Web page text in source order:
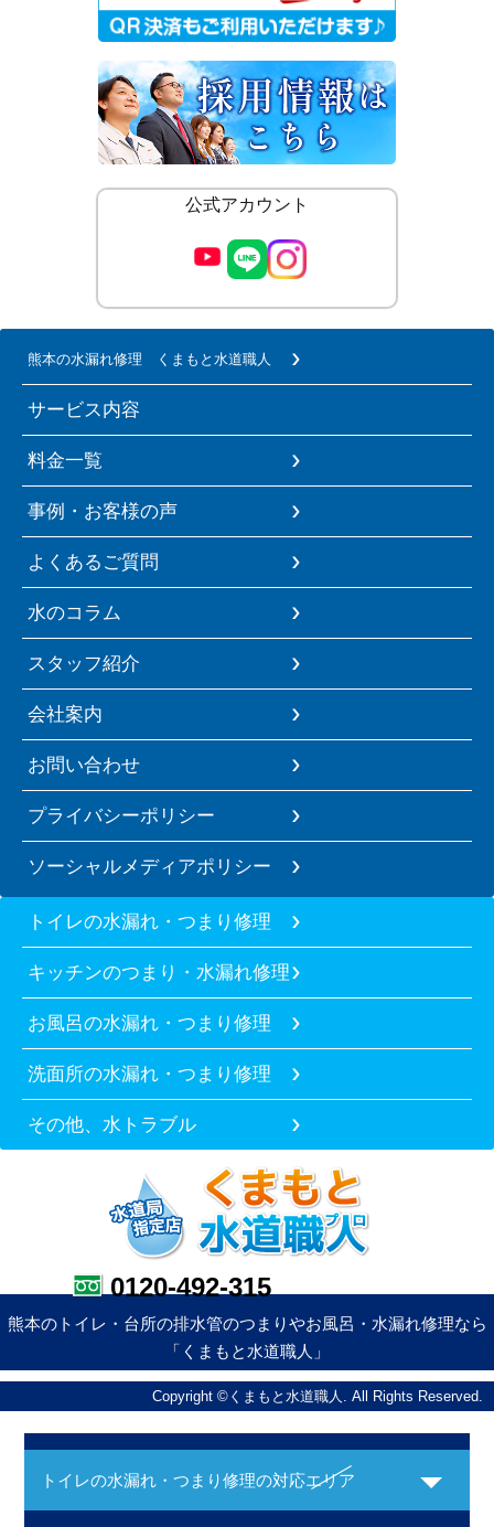
公式アカウント
熊本の水漏れ修理 くまもと水道職人
サービス内容
料金一覧
事例・お客様の声
よくあるご質問
水のコラム
スタッフ紹介
会社案内
お問い合わせ
プライバシーポリシー
ソーシャルメディアポリシー
トイレの水漏れ・つまり修理
キッチンのつまり・水漏れ修理
お風呂の水漏れ・つまり修理
洗面所の水漏れ・つまり修理
その他、水トラブル
0120-492-315
熊本のトイレ・台所の排水管のつまりやお風呂・水漏れ修理なら
「くまもと水道職人」
Copyright ©くまもと水道職人. All Rights Reserved.
トイレの水漏れ・つまり修理の対応エリア